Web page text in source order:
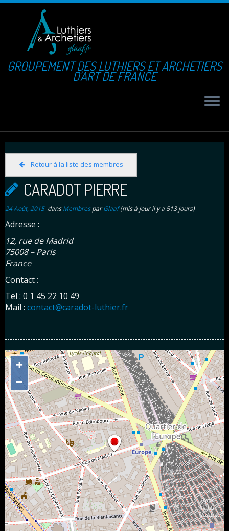
GROUPEMENT DES LUTHIERS ET ARCHETIERS
D'ART DE FRANCE
Retour à la liste des membres
CARADOT PIERRE
24 Août, 2015dansMembresparGlaaf(mis à jour il y a 513 jours)
Adresse :
12, rue de Madrid
75008 – Paris
France
Contact :
Tel : 0 1 45 22 10 49
Mail : contact@caradot-luthier.fr